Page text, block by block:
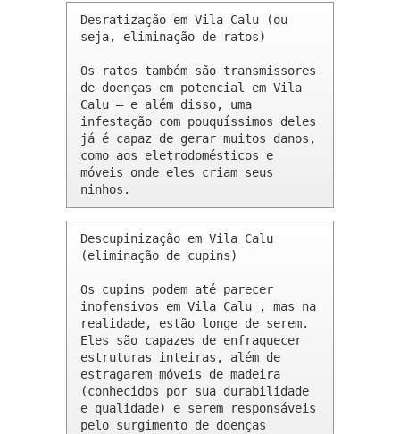
Desratização em Vila Calu (ou
seja, eliminação de ratos)
Os ratos também são transmissores
de doenças em potencial em Vila
Calu – e além disso, uma
infestação com pouquíssimos deles
já é capaz de gerar muitos danos,
como aos eletrodomésticos e
móveis onde eles criam seus
ninhos.
Descupinização em Vila Calu
(eliminação de cupins)
Os cupins podem até parecer
inofensivos em Vila Calu , mas na
realidade, estão longe de serem.
Eles são capazes de enfraquecer
estruturas inteiras, além de
estragarem móveis de madeira
(conhecidos por sua durabilidade
e qualidade) e serem responsáveis
pelo surgimento de doenças